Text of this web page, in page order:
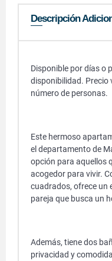
Descripción
Disponible por días o
disponibilidad. Precio
número de personas.
Este hermoso
el departamento de
opción para aquellos
acogedor para vivir.
cuadrados, ofrece un
pareja que busca un
Además, tiene dos
privacidad y